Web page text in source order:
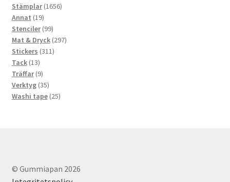
produkter
Stämplar 16561656
Annat 1919
produkter
Stenciler 9999
produkter
Mat & Dryck 297297
Stickers 311311
Tack 1313
produkter
Träffar 99
produkter
Verktyg 3535
produkter
Washi tape 2525
© Gummiapan 2026